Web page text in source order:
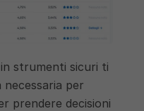
strumenti sicuri ti
per
prendere decisioni